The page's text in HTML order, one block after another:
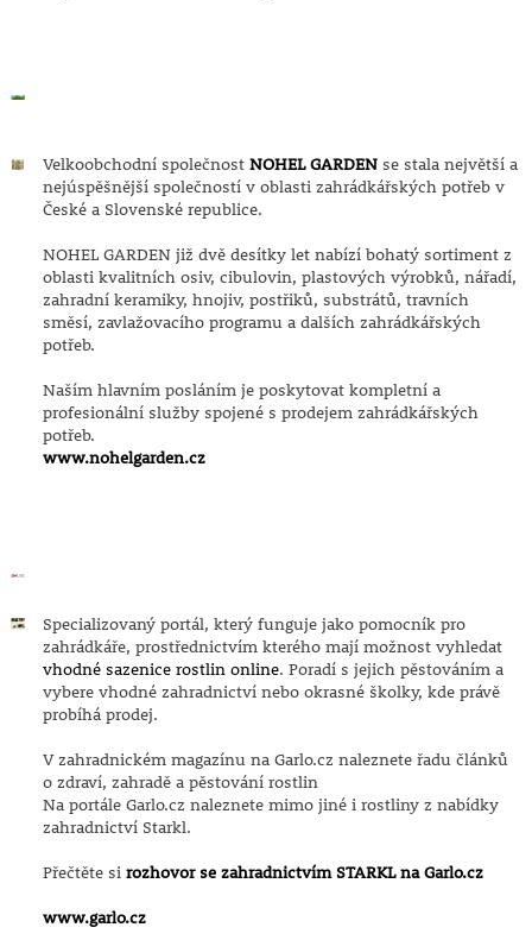
Velkoobchodní společnost NOHEL GARDENse stala největší a
nejúspěšnější společností v oblasti zahrádkářských potřeb v
České a Slovenské republice.
NOHEL GARDEN již dvě desítky let nabízí bohatý sortiment z
oblasti kvalitních osiv, cibulovin, plastových výrobků, nářadí,
zahradní keramiky, hnojiv, postřiků, substrátů, travních
směsí, zavlažovacího programu a dalších zahrádkářských
potřeb.
Naším hlavním posláním je poskytovat kompletní a
profesionální služby spojené s prodejem zahrádkářských
potřeb.
www.nohelgarden.cz
Specializovaný portál, který funguje jako pomocník pro
zahrádkáře, prostřednictvím kterého mají možnost vyhledat
vhodné sazenice rostlin online. Poradí s jejich pěstováním a
vybere vhodné zahradnictví nebo okrasné školky, kde právě
probíhá prodej.
V zahradnickém magazínu na Garlo.cz naleznete řadu článků
o zdraví, zahradě a pěstování rostlin
Na portále Garlo.cz naleznete mimo jiné i rostliny z nabídky
zahradnictví Starkl.
Přečtěte si rozhovor se zahradnictvím STARKL na Garlo.cz
www.garlo.cz